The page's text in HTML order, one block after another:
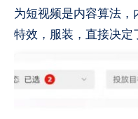
为短视频是内容算法，
特效，服装，直接决